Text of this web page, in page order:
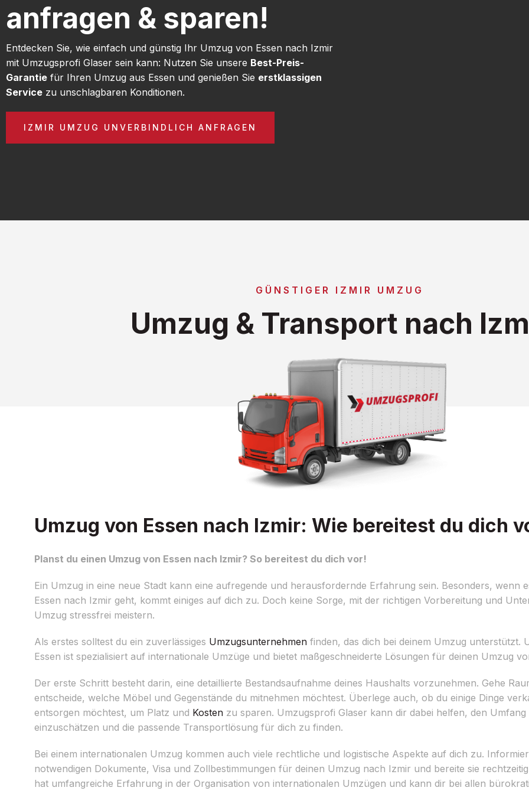
anfragen & sparen!
Entdecken Sie, wie einfach und günstig Ihr Umzug von Essen nach Izmir
mit Umzugsprofi Glaser sein kann: Nutzen Sie unsere Best-Preis-
Garantie für Ihren Umzug aus Essen und genießen Sie erstklassigen
Service zu unschlagbaren Konditionen.
IZMIR UMZUG UNVERBINDLICH ANFRAGEN
GÜNSTIGER IZMIR UMZUG
Umzug & Transport nach
Umzug von Essen nach Izmir: Wie bereitest du dich
Planst du einen Umzug von Essen nach Izmir? So bereitest du dich vor!
Ein Umzug in eine neue Stadt kann eine aufregende und herausfordernde Erfahrung sein. Besonders, wenn
Essen nach Izmir geht, kommt einiges auf dich zu. Doch keine Sorge, mit der richtigen Vorbereitung und
Umzug stressfrei meistern.
Als erstes solltest du ein zuverlässiges Umzugsunternehmen finden, das dich bei deinem Umzug unterstützt.
Essen ist spezialisiert auf internationale Umzüge und bietet maßgeschneiderte Lösungen für deinen Umzug
Der erste Schritt besteht darin, eine detaillierte Bestandsaufnahme deines Haushalts vorzunehmen. Gehe
entscheide, welche Möbel und Gegenstände du mitnehmen möchtest. Überlege auch, ob du einige Dinge
entsorgen möchtest, um Platz und Kosten zu sparen. Umzugsprofi Glaser kann dir dabei helfen, den Umfang
einzuschätzen und die passende Transportlösung für dich zu finden.
Bei einem internationalen Umzug kommen auch viele rechtliche und logistische Aspekte auf dich zu.
notwendigen Dokumente, Visa und Zollbestimmungen für deinen Umzug nach Izmir und bereite sie
hat umfangreiche Erfahrung in der Organisation von internationalen Umzügen und kann dir bei allen